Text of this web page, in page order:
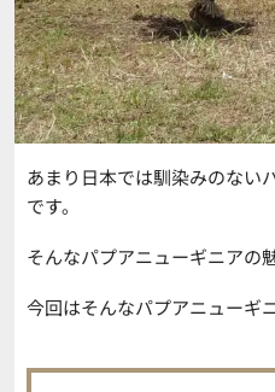
あまり日本では馴染みのない
です。
そんなパプアニューギニアの
今回はそんなパプアニューギ